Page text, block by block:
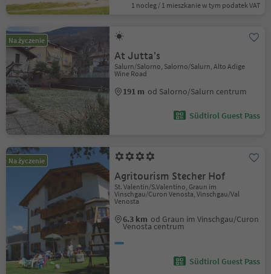
1 nocleg / 1 mieszkanie w tym podatek VAT
Na życzenie
At Jutta's
Salurn/Salorno, Salorno/Salurn, Alto Adige
Wine Road
191 m od Salorno/Salurn centrum
Südtirol Guest Pass
Na życzenie
Agritourism Stecher Hof
St. Valentin/S.Valentino, Graun im
Vinschgau/Curon Venosta, Vinschgau/Val
Venosta
6.3 km od Graun im Vinschgau/Curon
Venosta centrum
Südtirol Guest Pass